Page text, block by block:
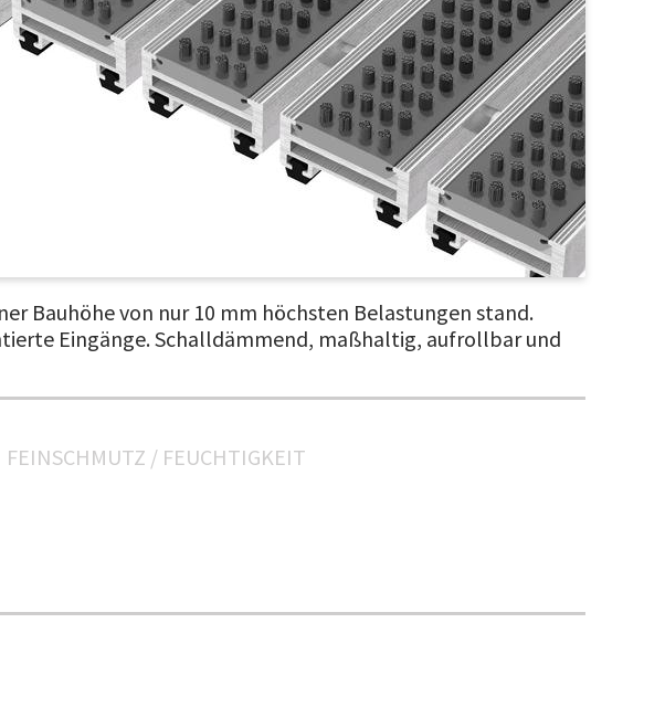
Bauhöhe von nur 10 mm höchsten Belastungen stand.
Eingänge. Schalldämmend, maßhaltig, aufrollbar und
FEINSCHMUTZ / FEUCHTIGKEIT